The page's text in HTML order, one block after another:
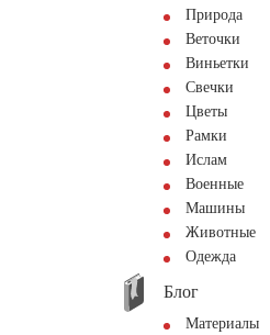
Природа
Веточки
Виньетки
Свечки
Цветы
Рамки
Ислам
Военные
Машины
Животные
Одежда
Блог
Материалы